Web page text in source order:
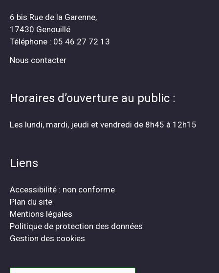
6 bis Rue de la Garenne,
17430 Genouillé
Téléphone : 05 46 27 72 13
Nous contacter
Horaires d’ouverture au public :
Les lundi, mardi, jeudi et vendredi de 8h45 à 12h15
Liens
Accessibilité : non conforme
Plan du site
Mentions légales
Politique de protection des données
Gestion des cookies